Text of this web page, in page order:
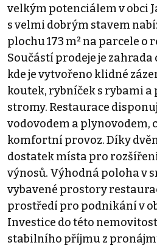
velkým potenciálem v obci
s velmi dobrým stavem
plochu 173 m² na parcele o
Součástí prodeje je zahrada
kde je vytvořeno klidné
koutek, rybníček s rybami a
stromy. Restaurace
vodovodem a plynovodem,
komfortní provoz. Díky
dostatek místa pro
výnosů. Výhodná poloha v
vybavené prostory
prostředí pro podnikání v
Investice do této
stabilního příjmu z